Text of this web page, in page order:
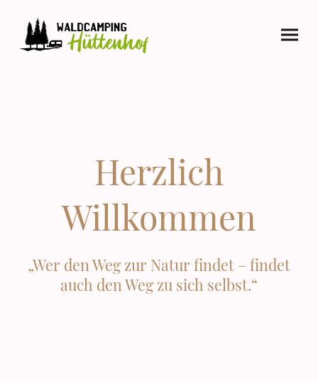
Herzlich
Willkommen
„Wer den Weg zur Natur findet – findet
auch den Weg zu sich selbst.“